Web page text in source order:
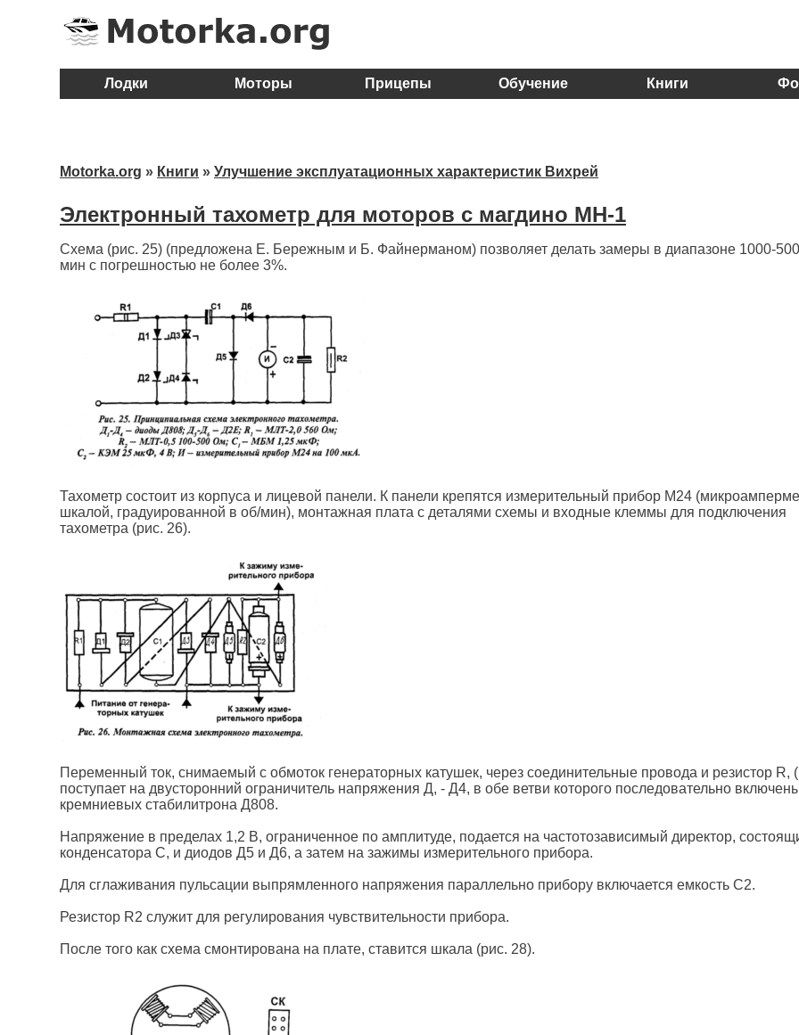
Лодки Моторы Прицепы Обучение Книги
Motorka.org » Книги » Улучшение эксплуатационных характеристик Вихрей
Электронный тахометр для моторов с магдино МН-1
Схема (рис. 25) (предложена Е. Бережным и Б. Файнерманом) позволяет делать замеры в диапазоне 1000-
мин с погрешностью не более 3%.
Тахометр состоит из корпуса и лицевой панели. К панели крепятся измерительный прибор М24
шкалой, градуированной в об/мин), монтажная плата с деталями схемы и входные клеммы для подключения
тахометра (рис. 26).
Переменный ток, снимаемый с обмоток генераторных катушек, через соединительные провода и резистор R,
поступает на двусторонний ограничитель напряжения Д, - Д4, в обе ветви которого последовательно
кремниевых стабилитрона Д808.
Напряжение в пределах 1,2 В, ограниченное по амплитуде, подается на частотозависимый директор,
конденсатора С, и диодов Д5 и Д6, а затем на зажимы измерительного прибора.
Для сглаживания пульсации выпрямленного напряжения параллельно прибору включается емкость С2.
Резистор R2 служит для регулирования чувствительности прибора.
После того как схема смонтирована на плате, ставится шкала (рис. 28).